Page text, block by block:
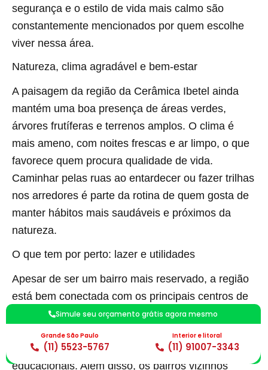
segurança e o estilo de vida mais calmo são
constantemente mencionados por quem escolhe
viver nessa área.
Natureza, clima agradável e bem-estar
A paisagem da região da Cerâmica Ibetel ainda
mantém uma boa presença de áreas verdes,
árvores frutíferas e terrenos amplos. O clima é
mais ameno, com noites frescas e ar limpo, o que
favorece quem procura qualidade de vida.
Caminhar pelas ruas ao entardecer ou fazer trilhas
nos arredores é parte da rotina de quem gosta de
manter hábitos mais saudáveis e próximos da
natureza.
O que tem por perto: lazer e utilidades
Apesar de ser um bairro mais reservado, a região
está bem conectada com os principais centros de
comércio e serviços. Em poucos minutos de carro
é possível chegar a supermercados, centros
esportivos, clubes, escolas e centros
educacionais. Além disso, os bairros vizinhos
Simule seu orçamento grátis agora mesmo
Grande São Paulo
(11) 5523-5767
Interior e litoral
(11) 91007-3343